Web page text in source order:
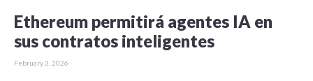
Ethereum permitirá agentes IA en
sus contratos inteligentes
February 3, 2026